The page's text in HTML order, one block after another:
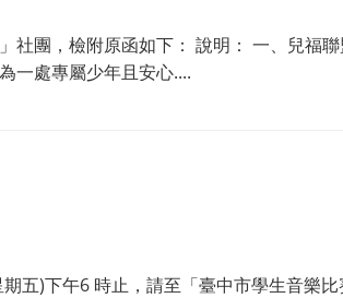
社團，檢附原函如下： 說明： 一、兒福
一處專屬少年且安心....
五)下午6 時止，請至「臺中市學生音樂比